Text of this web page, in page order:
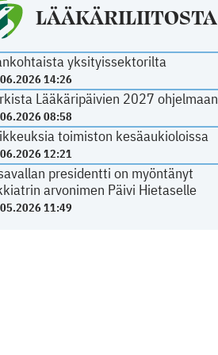
LÄÄKÄRILIITOSTA
yksityissektorilta
14:26
Lääkäripäivien 2027 ohjelmaan
08:58
toimiston kesäaukioloissa
12:21
presidentti on myöntänyt
arvonimen Päivi Hietaselle
11:49